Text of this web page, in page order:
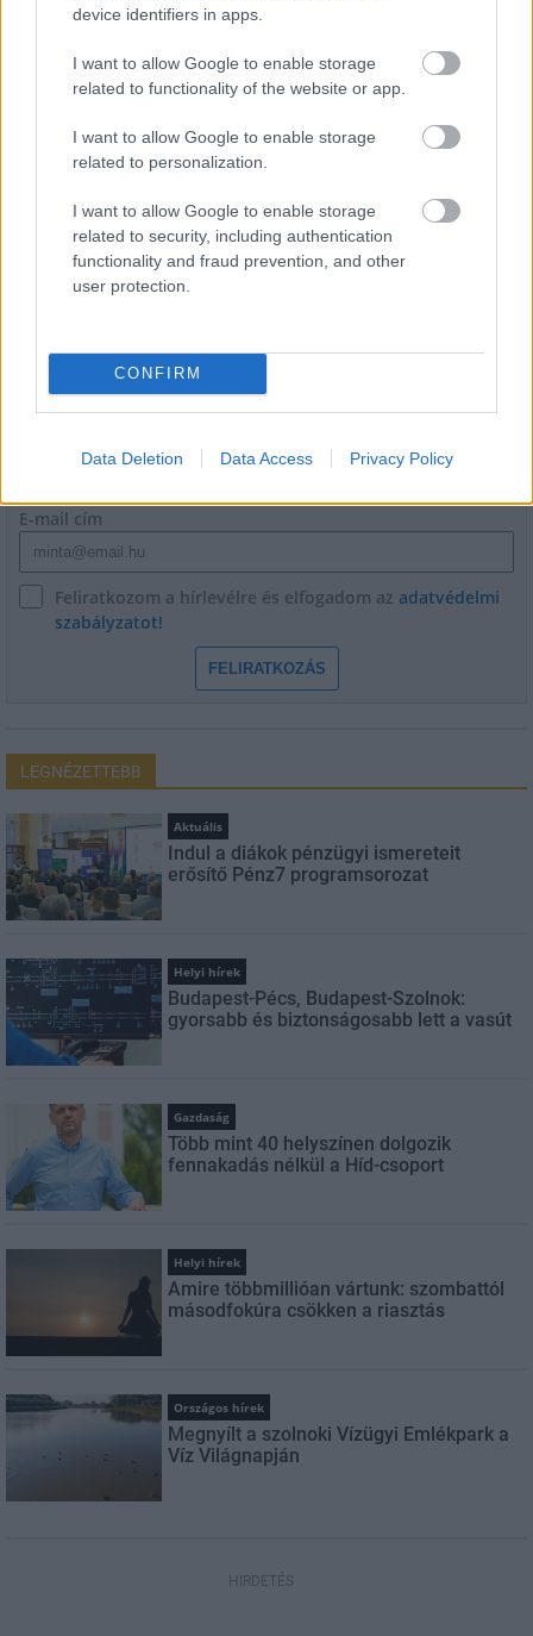
device identifiers in apps.
I want to allow Google to enable storage
related to functionality of the website or app.
I want to allow Google to enable storage
related to personalization.
I want to allow Google to enable storage
related to security, including authentication
functionality and fraud prevention, and other
user protection.
CONFIRM
Data Deletion Data Access Privacy Policy
Látványos építési szakasz indult be a
Flórián téri felüljárón
mérföldköve a felülvizsgálat
árnyékában?
E-mail cím
Feliratkozom a hírlevélre és elfogadom az adatvédelmi
szabályzatot!
FELIRATKOZÁS
LEGNÉZETTEBB
Aktuális
Indul a diákok pénzügyi ismereteit
erősítő Pénz7 programsorozat
Helyi hírek
Budapest-Pécs, Budapest-Szolnok:
gyorsabb és biztonságosabb lett a vasút
Gazdaság
Több mint 40 helyszínen dolgozik
fennakadás nélkül a Híd-csoport
Helyi hírek
Amire többmillióan vártunk: szombattól
másodfokúra csökken a riasztás
Országos hírek
Megnyílt a szolnoki Vízügyi Emlékpark a
Víz Világnapján
HIRDETÉS